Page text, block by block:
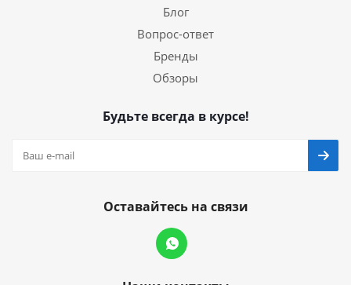
Блог
Вопрос-ответ
Бренды
Обзоры
Будьте всегда в курсе!
Оставайтесь на связи